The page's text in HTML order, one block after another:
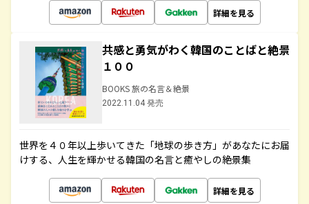
詳細を見る
共感と勇気がわく韓国のことばと絶景
１００
BOOKS 旅の名言＆絶景
2022.11.04 発売
世界を４０年以上歩いてきた「地球の歩き方」があなたにお届
けする、人生を輝かせる韓国の名言と癒やしの絶景集
詳細を見る